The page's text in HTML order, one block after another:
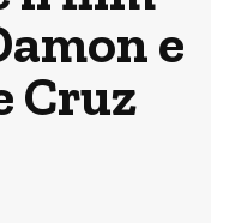
e
Cruz